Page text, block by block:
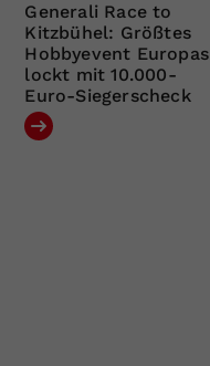
Generali Race to
Kitzbühel: Größtes
Hobbyevent Europas
lockt mit 10.000-
Euro-Siegerscheck